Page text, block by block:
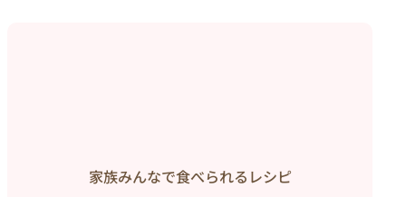
家族みんなで食べられるレシピ